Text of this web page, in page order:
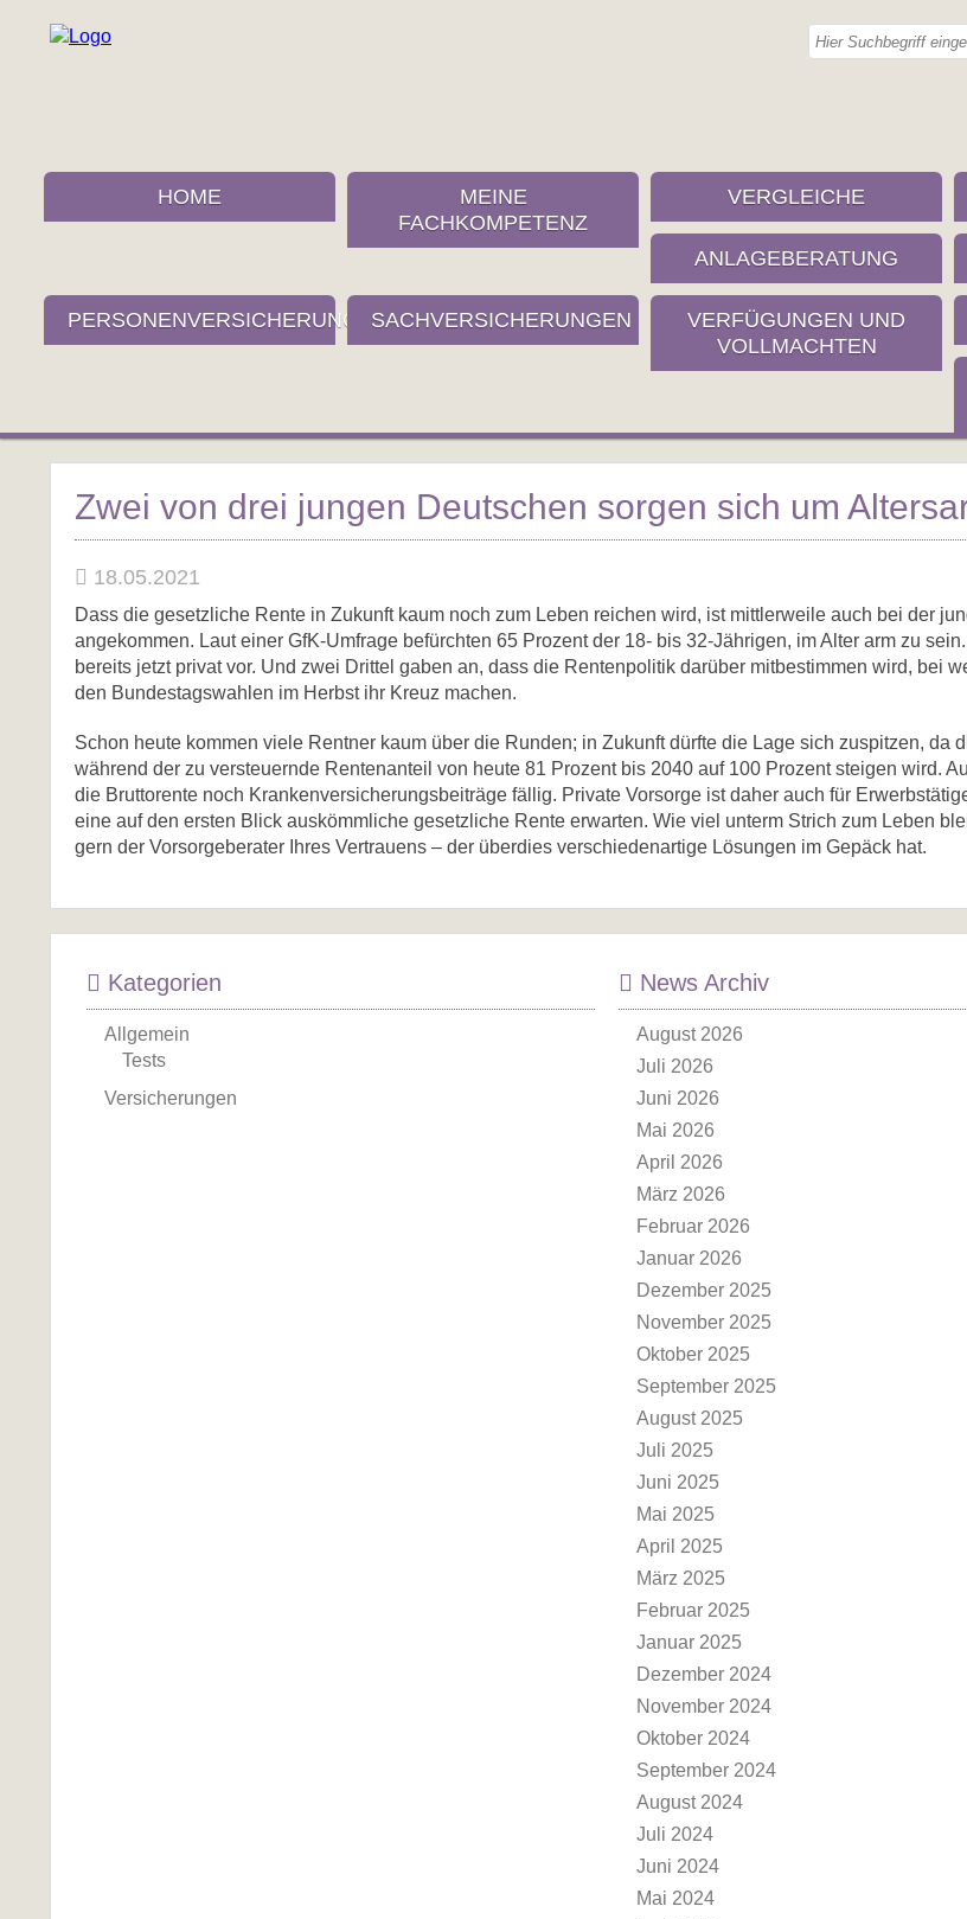
HOME
MEINE
FACHKOMPETENZ
VERGLEICHE
ANLAGEBERATUNG
PERSONENVERSICHERUNGENSACHVERSICHERUNGEN
VERFÜGUNGEN UND
VOLLMACHTEN
Zwei von drei jungen Deutschen sorgen sich um
18.05.2021
Dass die gesetzliche Rente in Zukunft kaum noch zum Leben reichen wird, ist mittlerweile auch bei der
angekommen. Laut einer GfK-Umfrage befürchten 65 Prozent der 18- bis 32-Jährigen, im Alter arm zu
bereits jetzt privat vor. Und zwei Drittel gaben an, dass die Rentenpolitik darüber mitbestimmen wird, bei
den Bundestagswahlen im Herbst ihr Kreuz machen.
Schon heute kommen viele Rentner kaum über die Runden; in Zukunft dürfte die Lage sich zuspitzen, da
während der zu versteuernde Rentenanteil von heute 81 Prozent bis 2040 auf 100 Prozent steigen wird.
die Bruttorente noch Krankenversicherungsbeiträge fällig. Private Vorsorge ist daher auch für
eine auf den ersten Blick auskömmliche gesetzliche Rente erwarten. Wie viel unterm Strich zum Leben
gern der Vorsorgeberater Ihres Vertrauens – der überdies verschiedenartige Lösungen im Gepäck hat.
Kategorien
Allgemein
Tests
Versicherungen
News Archiv
August 2026
Juli 2026
Juni 2026
Mai 2026
April 2026
März 2026
Februar 2026
Januar 2026
Dezember 2025
November 2025
Oktober 2025
September 2025
August 2025
Juli 2025
Juni 2025
Mai 2025
April 2025
März 2025
Februar 2025
Januar 2025
Dezember 2024
November 2024
Oktober 2024
September 2024
August 2024
Juli 2024
Juni 2024
Mai 2024